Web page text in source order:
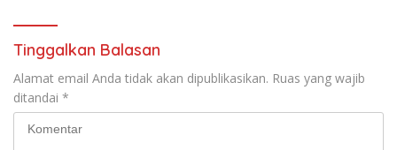
Tinggalkan Balasan
Alamat email Anda tidak akan dipublikasikan. Ruas yang wajib
ditandai *